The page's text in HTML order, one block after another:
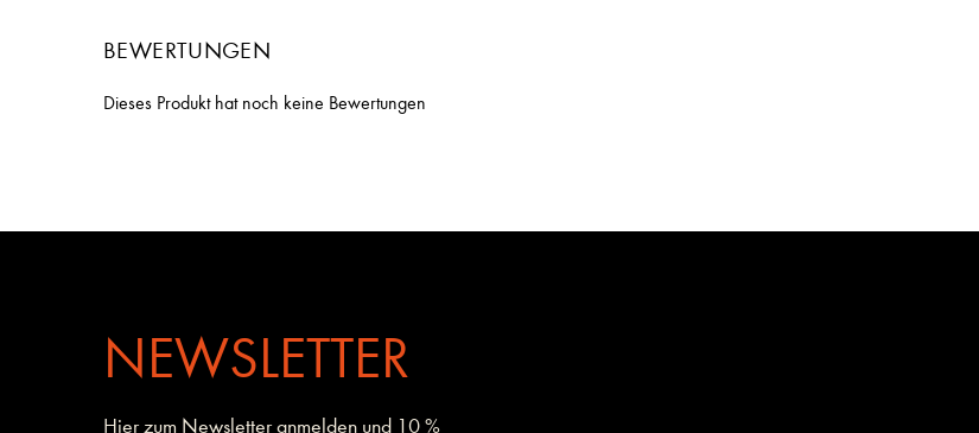
BEWERTUNGEN
Dieses Produkt hat noch keine Bewertungen
NEWSLETTER
Hier zum Newsletter anmelden und 10 %